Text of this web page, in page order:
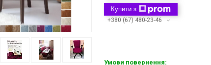
Купити з
+380 (67) 480-23-46